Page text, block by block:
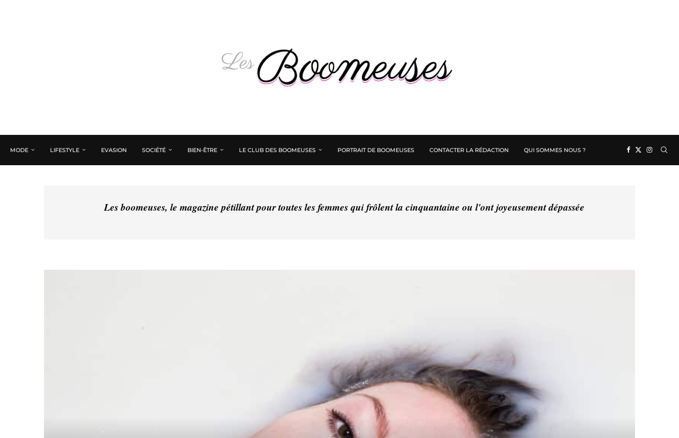
MODE LIFESTYLE EVASION SOCIÉTÉ BIEN-ÊTRE LE CLUB DES BOOMEUSES PORTRAIT DE BOOMEUSES CONTACTER LA RÉDACTION QUI SOMMES NOUS ?
Les boomeuses, le magazine pétillant pour toutes les femmes qui frôlent la cinquantaine ou l'ont joyeusement dépassée